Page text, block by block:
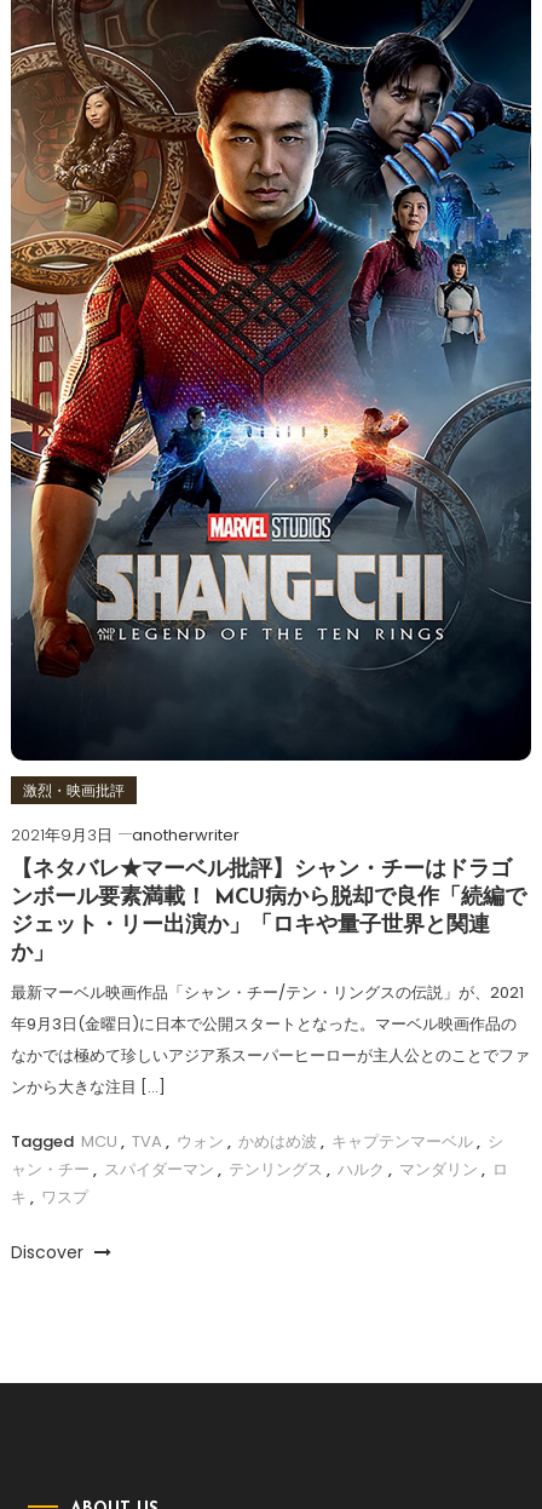
激烈・映画批評
2021年9月3日
anotherwriter
【ネタバレ★マーベル批評】シャン・チーはドラゴ
ンボール要素満載！ MCU病から脱却で良作「続編で
ジェット・リー出演か」「ロキや量子世界と関連
か」
最新マーベル映画作品「シャン・チー/テン・リングスの伝説」が、2021
年9月3日(金曜日)に日本で公開スタートとなった。マーベル映画作品の
なかでは極めて珍しいアジア系スーパーヒーローが主人公とのことでファ
ンから大きな注目 […]
Tagged MCU , TVA , ウォン , かめはめ波 , キャプテンマーベル, シ
ャン・チー , スパイダーマン , テンリングス , ハルク , マンダリン , ロ
キ , ワスプ
Discover